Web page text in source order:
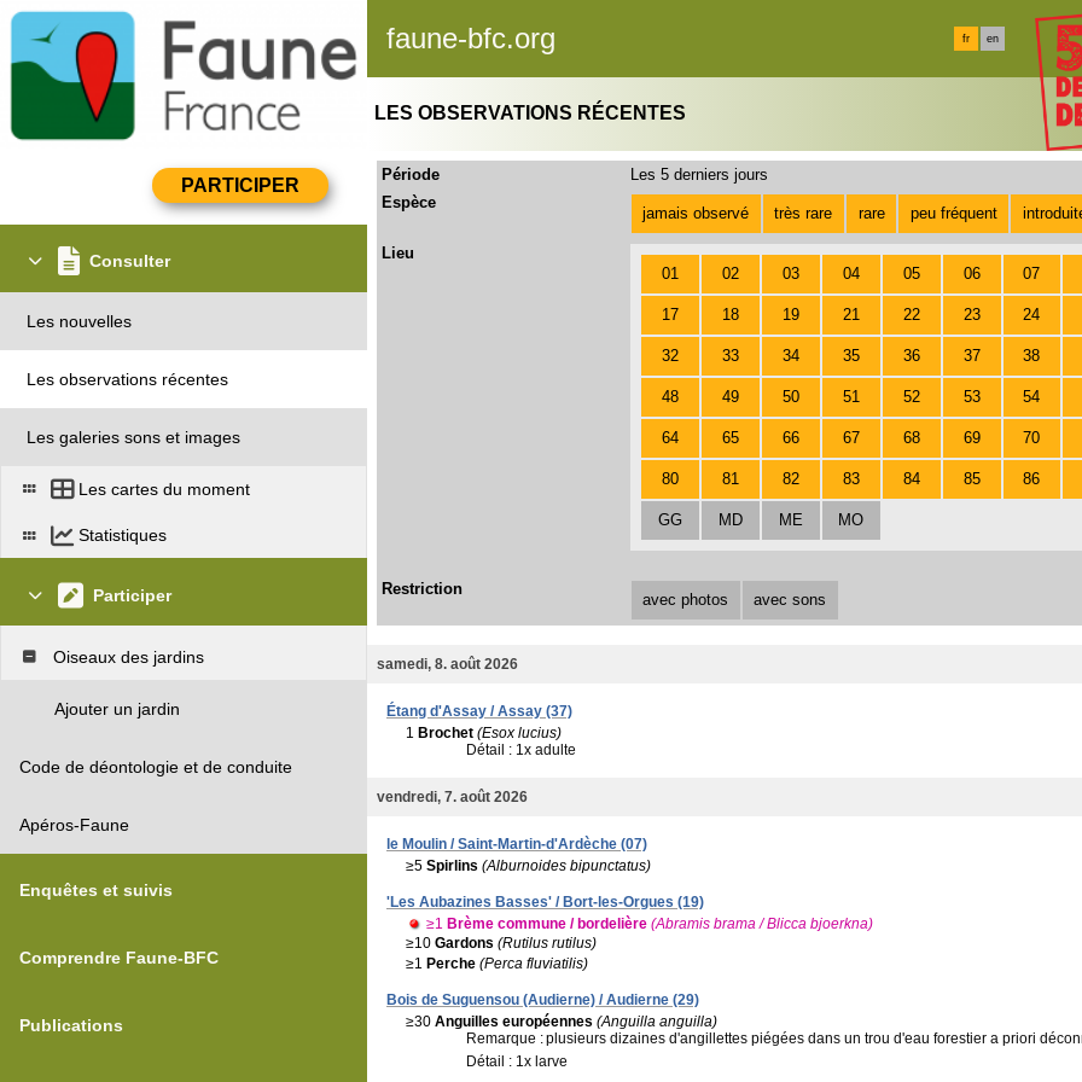
faune-bfc.org fr en
Consulter
Les nouvelles
Les observations récentes
Les galeries sons et images
Les cartes du moment
Statistiques
Participer
Oiseaux des jardins
Ajouter un jardin
Code de déontologie et de conduite
Apéros-Faune
Enquêtes et suivis
Comprendre Faune-BFC
Publications
LES OBSERVATIONS RÉCENTES
Période
Les 5 derniers jours
Espèce
jamais observé très rare rare peu fréquent
Lieu
01
02 03 04 05 06 07
17 18 19 21 22 23 24
32 33 34 35 36 37 38
48 49 50 51 52 53 54
64 65 66 67 68 69 70
80 81 82 83 84 85 86
GG MD ME MO
Restriction
avec photos avec sons
samedi, 8. août 2026
Étang d'Assay / Assay (37)
1 Brochet (Esox lucius)
Détail : 1x adulte
vendredi, 7. août 2026
le Moulin / Saint-Martin-d'Ardèche (07)
≥5 Spirlins (Alburnoides bipunctatus)
'Les Aubazines Basses' / Bort-les-Orgues (19)
≥1 Brème commune / bordelière (Abramis brama / Blicca bjoerkna)
≥10 Gardons (Rutilus rutilus)
≥1 Perche (Perca fluviatilis)
Bois de Suguensou (Audierne) / Audierne (29)
≥30 Anguilles européennes (Anguilla anguilla)
Remarque :plusieurs dizaines d'angillettes piégées dans un trou d'eau forestier a priori
Détail : 1x larve